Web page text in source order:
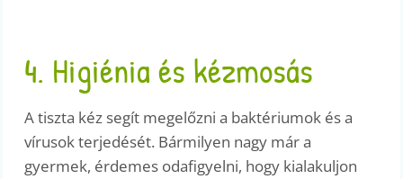
4. Higiénia és kézmosás
A tiszta kéz segít megelőzni a baktériumok és a
vírusok terjedését. Bármilyen nagy már a
gyermek, érdemes odafigyelni, hogy kialakuljon